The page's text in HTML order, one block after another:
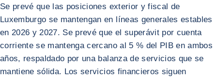
Se prevé que las posiciones exterior y fiscal de
Luxemburgo se mantengan en líneas generales estables
en 2026 y 2027. Se prevé que el superávit por cuenta
corriente se mantenga cercano al 5 % del PIB en ambos
años, respaldado por una balanza de servicios que se
mantiene sólida. Los servicios financieros siguen